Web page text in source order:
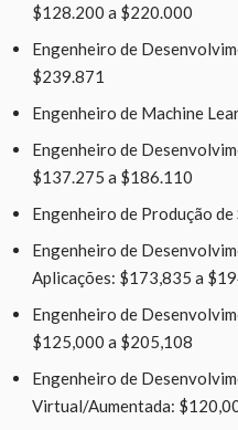
$128.200 a $220.000
Engenheiro de
$239.871
Engenheiro de Machine
Engenheiro de
$137.275 a $186.110
Engenheiro de Produção
Engenheiro de
Aplicações: $173,835 a
Engenheiro de
$125,000 a $205,108
Engenheiro de
Virtual/Aumentada: